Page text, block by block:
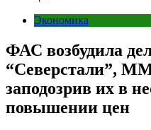
Экономика
ФАС возбудила
“Северстали”,
заподозрив их в
повышении цен